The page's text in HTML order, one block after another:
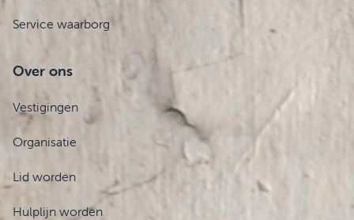
Service waarborg
Over ons
Vestigingen
Organisatie
Lid worden
Hulplijn worden